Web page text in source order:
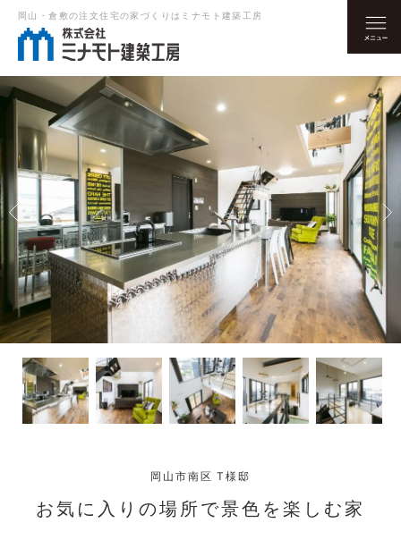
岡山・倉敷の注文住宅の家づくりはミナモト建築工房
岡山市南区 T様邸
お気に入りの場所で景色を楽しむ家